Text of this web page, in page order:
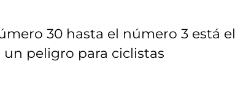
30 hasta el número 3 está el
peligro para ciclistas